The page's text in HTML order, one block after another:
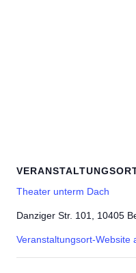
Theater unterm Dach
Danziger Str. 101, 10405
Veranstaltungsort-Website